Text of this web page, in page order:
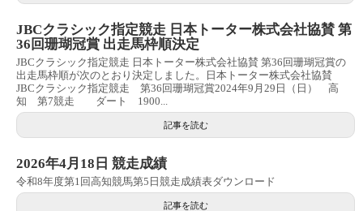
JBCクラシック指定競走 日本トーター株式会社協賛 第
36回珊瑚冠賞 出走馬枠順決定
JBCクラシック指定競走 日本トーター株式会社協賛 第36回珊瑚冠賞の
出走馬枠順が次のとおり決定しました。日本トーター株式会社協賛
JBCクラシック指定競走 第36回珊瑚冠賞2024年9月29日（日） 高
知 第7競走 ダート 1900...
記事を読む
2026年4月18日 競走成績
令和8年度第1回高知競馬第5日競走成績表ダウンロード
記事を読む